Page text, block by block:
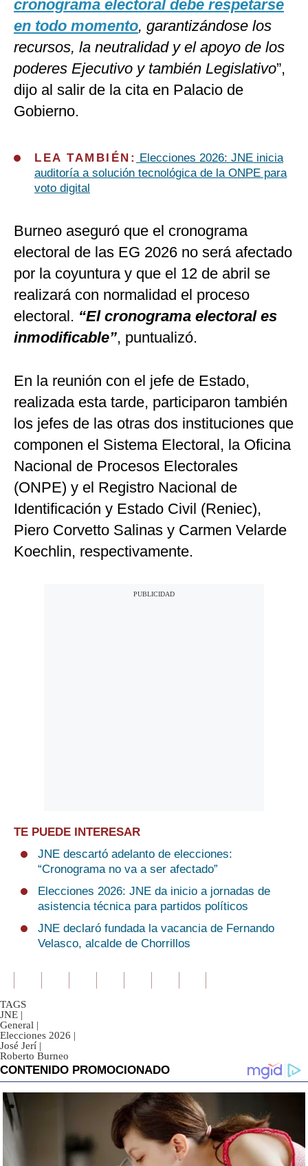
cronograma electoral debe respetarse
en todo momento, garantizándose los
recursos, la neutralidad y el apoyo de los
poderes Ejecutivo y también Legislativo”,
dijo al salir de la cita en Palacio de
Gobierno.
LEA TAMBIÉN:
Elecciones 2026: JNE inicia
auditoría a solución tecnológica de la ONPE para
voto digital
Burneo aseguró que el cronograma
electoral de las EG 2026 no será afectado
por la coyuntura y que el 12 de abril se
realizará con normalidad el proceso
electoral. “El cronograma electoral es
inmodificable”, puntualizó.
En la reunión con el jefe de Estado,
realizada esta tarde, participaron también
los jefes de las otras dos instituciones que
componen el Sistema Electoral, la Oficina
Nacional de Procesos Electorales
(ONPE) y el Registro Nacional de
Identificación y Estado Civil (Reniec),
Piero Corvetto Salinas y Carmen Velarde
Koechlin, respectivamente.
TE PUEDE INTERESAR
JNE descartó adelanto de elecciones:
“Cronograma no va a ser afectado”
Elecciones 2026: JNE da inicio a jornadas de
asistencia técnica para partidos políticos
JNE declaró fundada la vacancia de Fernando
Velasco, alcalde de Chorrillos
TAGS
JNE |
General |
Elecciones 2026 |
José Jerí |
Roberto Burneo